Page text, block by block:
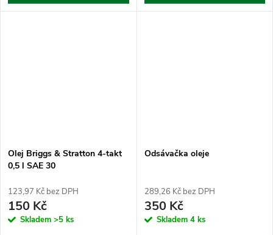
Olej Briggs & Stratton 4-takt
0,5 l SAE 30
123,97 Kč bez DPH
150 Kč
Skladem >5 ks
Odsávačka oleje
289,26 Kč bez DPH
350 Kč
Skladem 4 ks